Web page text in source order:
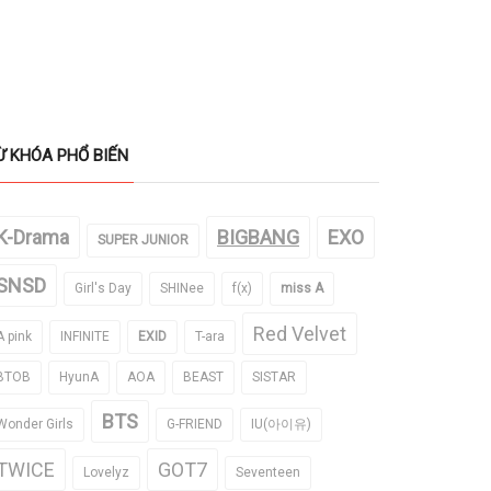
KHÓA PHỔ BIẾN
Drama SUPER JUNIOR BIGBANG EXO
Girl's Day SHINee f(x) miss A
pink INFINITE EXID T-ara Red Velvet
HyunA AOA BEAST SISTAR
Girls BTS G-FRIEND IU(아이유)
Lovelyz GOT7 Seventeen